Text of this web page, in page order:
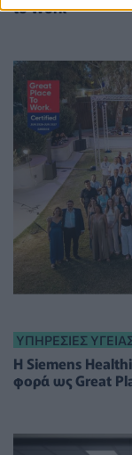
to Work
ΥΠΗΡΕΣΊΕΣ
Η Siemens
φορά ως Great